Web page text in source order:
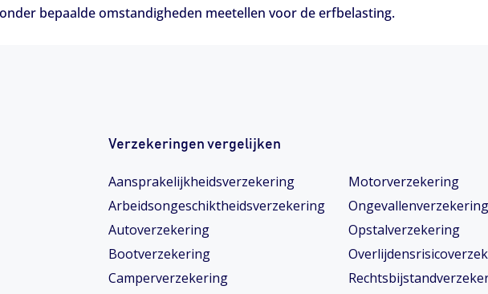
bepaalde omstandigheden meetellen voor de erfbelasting.
Verzekeringen vergelijken
Aansprakelijkheidsverzekering
Arbeidsongeschiktheids­­verzekering
Autoverzekering
Bootverzekering
Camperverzekering
Motorverzekering
Ongevallenverzekering
Opstalverzekering